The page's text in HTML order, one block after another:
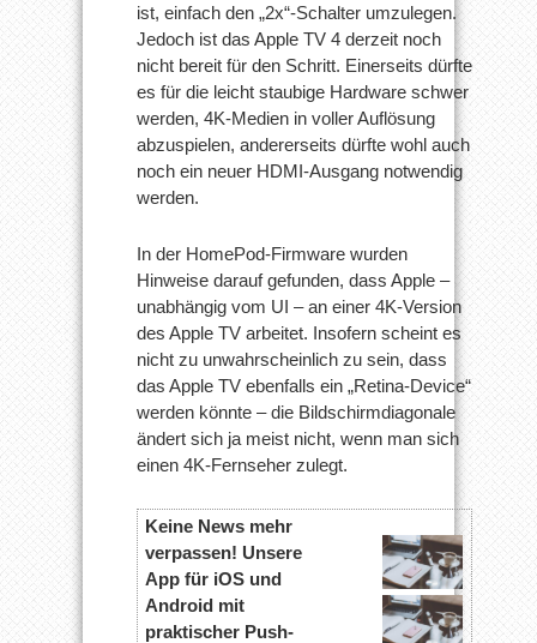
ist, einfach den „2x“-Schalter umzulegen.
Jedoch ist das Apple TV 4 derzeit noch
nicht bereit für den Schritt. Einerseits dürfte
es für die leicht staubige Hardware schwer
werden, 4K-Medien in voller Auflösung
abzuspielen, andererseits dürfte wohl auch
noch ein neuer HDMI-Ausgang notwendig
werden.
In der HomePod-Firmware wurden
Hinweise darauf gefunden, dass Apple –
unabhängig vom UI – an einer 4K-Version
des Apple TV arbeitet. Insofern scheint es
nicht zu unwahrscheinlich zu sein, dass
das Apple TV ebenfalls ein „Retina-Device“
werden könnte – die Bildschirmdiagonale
ändert sich ja meist nicht, wenn man sich
einen 4K-Fernseher zulegt.
Keine News mehr
verpassen! Unsere
App für iOS und
Android mit
praktischer Push-